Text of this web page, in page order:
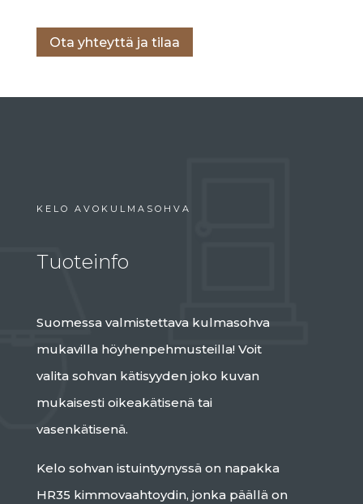
3.516 €.
Ota yhteyttä ja tilaa
KELO AVOKULMASOHVA
Tuoteinfo
Suomessa valmistettava kulmasohva
mukavilla höyhenpehmusteilla! Voit
valita sohvan kätisyyden joko kuvan
mukaisesti oikeakätisenä tai
vasenkätisenä.
Kelo sohvan istuintyynyssä on napakka
HR35 kimmovaahtoydin, jonka päällä on